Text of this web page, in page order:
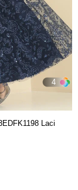
4
Laci